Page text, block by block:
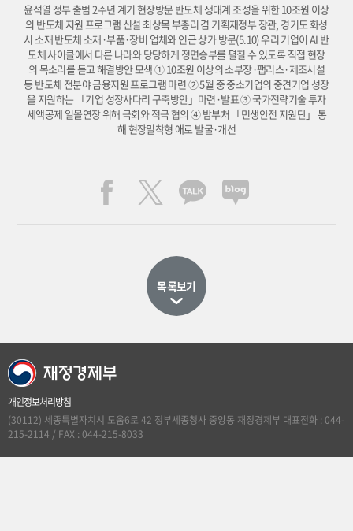
윤석열 정부 출범 2주년 계기 현장방문 반도체 생태계 조성을 위한 10조원 이상
의 반도체 지원 프로그램 신설 최상목 부총리 겸 기획재정부 장관, 경기도 화성
시 소재 반도체 소재·부품·장비 업체와 인근 상가 방문(5.10) 우리 기업이 AI 반
도체 사이클에서 다른 나라와 당당하게 정면승부를 펼칠 수 있도록 직접 현장
의 목소리를 듣고 해결방안 모색 ① 10조원 이상의 소부장·팹리스·제조시설
등 반도체 전분야 금융지원 프로그램 마련 ② 5월 중 중소기업의 중견기업 성장
을 지원하는 「기업 성장사다리 구축방안」마련·발표 ③ 국가전략기술 투자
세액공제 일몰연장 위해 극회와 적극 협의 ④ 밤부처 「민생안전 지원단」 통
해 현장밀착형 애로 발굴·개선
목록보기
개인정보처리방침
(30112) 세종특별자치시 도움6로 42 정부세종청사 중앙동 재정경제부 대표전화 : 044-
215-2114 / FAX : 044-215-8033